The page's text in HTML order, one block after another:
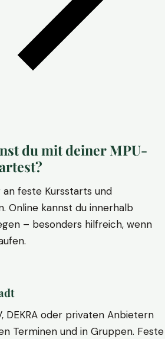
du mit deiner MPU-
feste Kursstarts und
Online kannst du innerhalb
– besonders hilfreich, wenn
DEKRA oder privaten Anbietern
Terminen und in Gruppen. Feste